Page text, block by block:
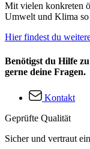
Mit vielen konkreten
Umwelt und Klima
Hier findest du
Benötigst du Hilfe
gerne deine Fragen.
Kontakt
Geprüfte Qualität
Sicher und vertraut